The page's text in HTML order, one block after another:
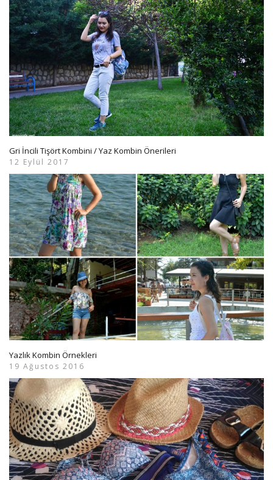
Gri İncili Tişört Kombini / Yaz Kombin Önerileri
12 Eylül 2017
Yazlık Kombin Örnekleri
19 Ağustos 2016